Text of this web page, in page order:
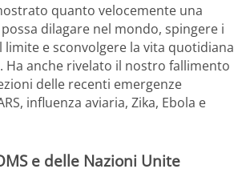
quanto velocemente una
dilagare nel mondo, spingere i
limite e sconvolgere la vita quotidiana
Ha anche rivelato il nostro fallimento
delle recenti emergenze
influenza aviaria, Zika, Ebola e
e delle Nazioni Unite